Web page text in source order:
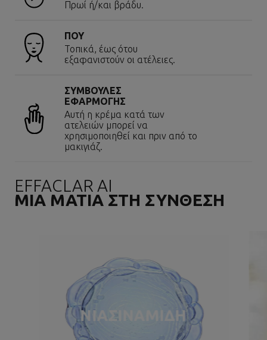
Πρωί ή/και βράδυ.
ΠΟΥ
Τοπικά, έως ότου
εξαφανιστούν οι ατέλειες.
ΣΥΜΒΟΥΛΕΣ
ΕΦΑΡΜΟΓΗΣ
Αυτή η κρέμα κατά των
ατελειών μπορεί να
χρησιμοποιηθεί και πριν από το
μακιγιάζ.
EFFACLAR AI
ΜΙΑ ΜΑΤΙΑ ΣΤΗ ΣΥΝΘΕΣH
ΝΙΑΣΙΝΑΜΙΔΗ